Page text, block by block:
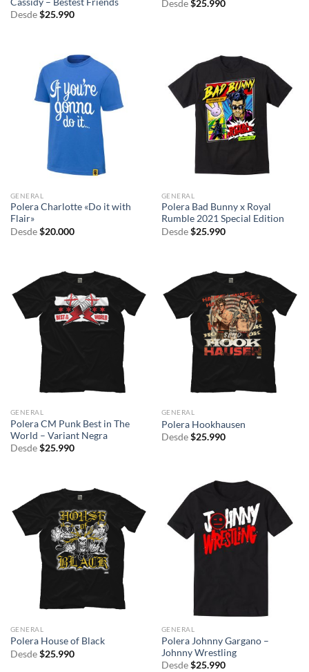
Desde $25.990
Desde $25.990
GENERAL
Polera Charlotte «Do it with
Flair»
Desde $20.000
GENERAL
Polera Bad Bunny x Royal
Rumble 2021 Special Edition
Desde $25.990
GENERAL
Polera CM Punk Best in The
World – Variant Negra
Desde $25.990
GENERAL
Polera Hookhausen
Desde $25.990
GENERAL
Polera House of Black
Desde $25.990
GENERAL
Polera Johnny Gargano –
Johnny Wrestling
Desde $25.990